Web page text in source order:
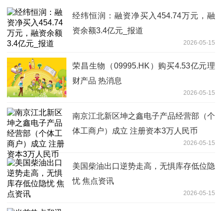
经纬恒润：融资净买入454.74万元，融
资余额3.4亿元_报道
2026-05-15
荣昌生物（09995.HK）购买4.53亿元理
财产品 热消息
2026-05-15
南京江北新区坤之鑫电子产品经营部（个
体工商户）成立 注册资本3万人民币
2026-05-15
美国柴油出口逆势走高，无惧库存低位隐
忧 焦点资讯
2026-05-15